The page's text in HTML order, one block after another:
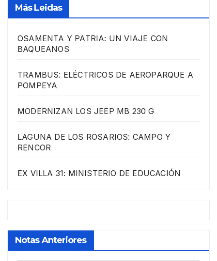
Más Leidas
OSAMENTA Y PATRIA: UN VIAJE CON
BAQUEANOS
TRAMBUS: ELÉCTRICOS DE AEROPARQUE A
POMPEYA
MODERNIZAN LOS JEEP MB 230 G
LAGUNA DE LOS ROSARIOS: CAMPO Y
RENCOR
EX VILLA 31: MINISTERIO DE EDUCACIÓN
Notas Anteriores